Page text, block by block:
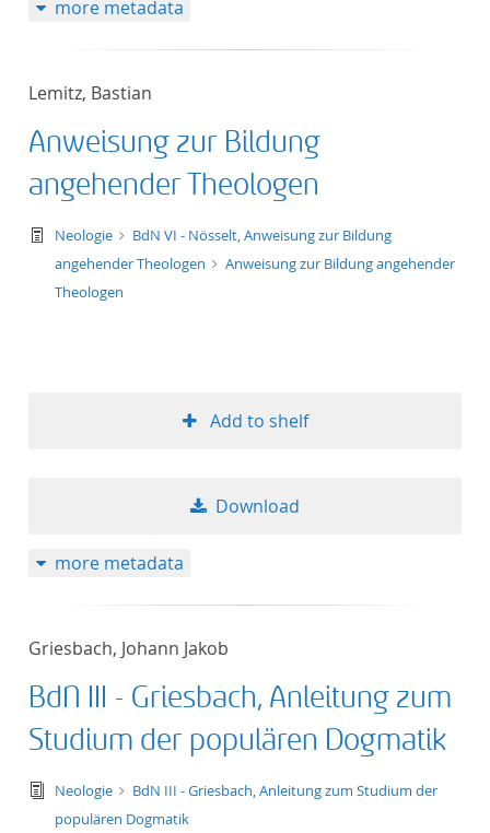
more metadata
Lemitz, Bastian
Anweisung zur Bildung
angehender Theologen
text/tg.work+xml
Neologie
BdN VI - Nösselt, Anweisung zur Bildung
angehender Theologen
Anweisung zur Bildung angehender
Theologen
Add to shelf
Download
more metadata
Griesbach, Johann Jakob
BdN III - Griesbach, Anleitung zum
Studium der populären Dogmatik
text/tg.edition+tg.aggregation+xml
Neologie
BdN III - Griesbach, Anleitung zum Studium der
populären Dogmatik